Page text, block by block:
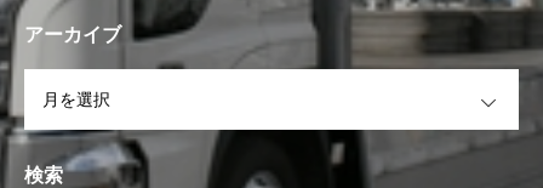
アーカイブ
検索